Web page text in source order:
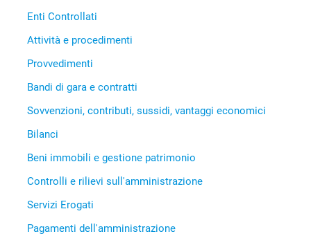
Enti Controllati
Attività e procedimenti
Provvedimenti
Bandi di gara e contratti
Sovvenzioni, contributi, sussidi, vantaggi economici
Bilanci
Beni immobili e gestione patrimonio
Controlli e rilievi sull'amministrazione
Servizi Erogati
Pagamenti dell'amministrazione